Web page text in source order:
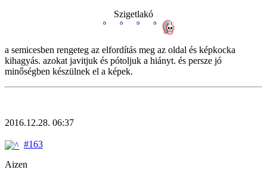
Szigetlakó
a semicesben rengeteg az elfordítás meg az oldal és képkocka
kihagyás. azokat javitjuk és pótoljuk a hiányt. és persze jó
minőségben készülnek el a képek.
2016.12.28. 06:37
#163
Aizen